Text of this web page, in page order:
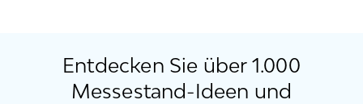
Entdecken Sie über 1.000
Messestand-Ideen und